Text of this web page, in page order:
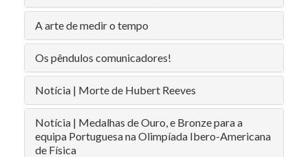
A arte de medir o tempo
Os pêndulos comunicadores!
Notícia | Morte de Hubert Reeves
Notícia | Medalhas de Ouro, e Bronze para a
equipa Portuguesa na Olimpíada Ibero-Americana
de Física